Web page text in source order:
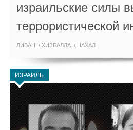
израильские силы
террористической
ЛИВАН ХИЗБАЛЛА ЦАХАЛ
ИЗРАИЛЬ